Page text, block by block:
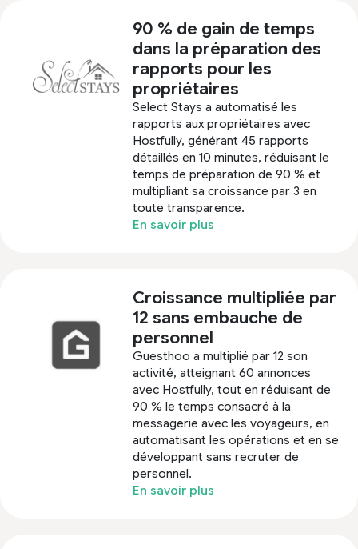
90 % de gain de temps
dans la préparation des
rapports pour les
propriétaires
Select Stays a automatisé les
rapports aux propriétaires avec
Hostfully, générant 45 rapports
détaillés en 10 minutes, réduisant le
temps de préparation de 90 % et
multipliant sa croissance par 3 en
toute transparence.
En savoir plus
Croissance multipliée par
12 sans embauche de
personnel
Guesthoo a multiplié par 12 son
activité, atteignant 60 annonces
avec Hostfully, tout en réduisant de
90 % le temps consacré à la
messagerie avec les voyageurs, en
automatisant les opérations et en se
développant sans recruter de
personnel.
En savoir plus